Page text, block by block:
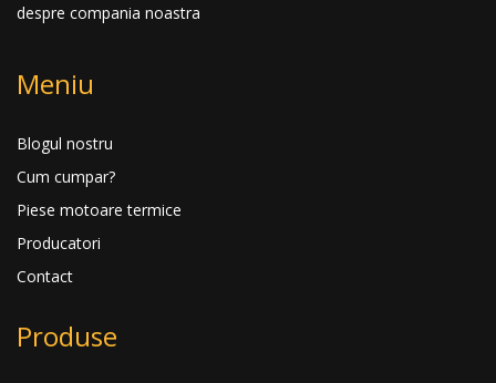
despre compania noastra
Meniu
Blogul nostru
Cum cumpar?
Piese motoare termice
Producatori
Contact
Produse